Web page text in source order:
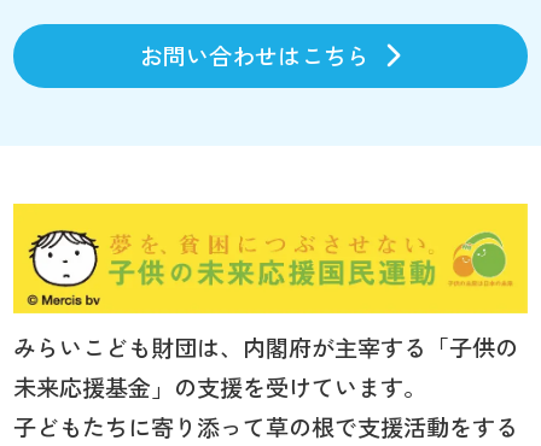
お問い合わせはこちら
みらいこども財団は、内閣府が主宰する「子供の
未来応援基金」の支援を受けています。
子どもたちに寄り添って草の根で支援活動をする